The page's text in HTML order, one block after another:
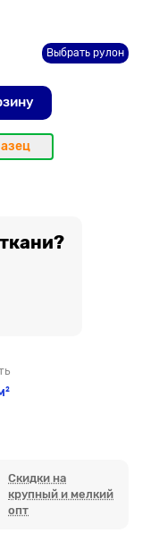
Выбрать рулон
Скидки на
крупный и мелкий
опт